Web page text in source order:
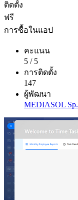
ติดตั้ง
ฟรี
การซื้อในแอป
คะแนน
5 / 5
การติดตั้ง
147
ผู้พัฒนา
MEDIASOL